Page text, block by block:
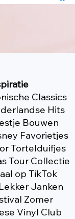
Classics
Hits
Bouwen
Favorietjes
Tortelduifjes
Tour Collectie
op TikTok
Janken
Zomer
Vinyl Club